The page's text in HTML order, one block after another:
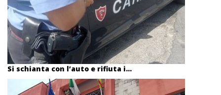
Si schianta con l’auto e rifiuta i...